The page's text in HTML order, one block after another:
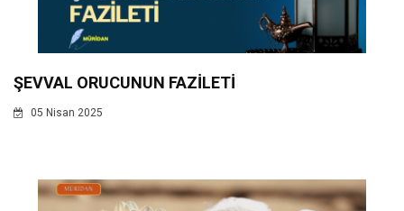
ŞEVVAL ORUCUNUN FAZİLETİ
05 Nisan 2025